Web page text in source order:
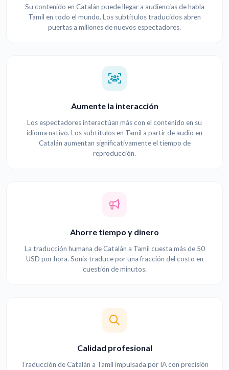
Su contenido en Catalán puede llegar a audiencias de habla
Tamil en todo el mundo. Los subtítulos traducidos abren
puertas a millones de nuevos espectadores.
Aumente la interacción
Los espectadores interactúan más con el contenido en su
idioma nativo. Los subtítulos en Tamil a partir de audio en
Catalán aumentan significativamente el tiempo de
reproducción.
Ahorre tiempo y dinero
La traducción humana de Catalán a Tamil cuesta más de 50
USD por hora. Sonix traduce por una fracción del costo en
cuestión de minutos.
Calidad profesional
Traducción de Catalán a Tamil impulsada por IA con precisión